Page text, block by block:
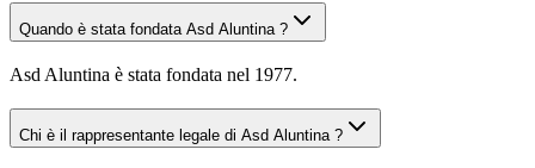
Quando è stata fondata Asd Aluntina ?
Asd Aluntina è stata fondata nel 1977.
Chi è il rappresentante legale di Asd Aluntina ?